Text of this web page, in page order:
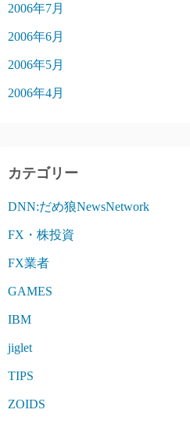
2006年7月
2006年6月
2006年5月
2006年4月
カテゴリー
DNN:だめ狼NewsNetwork
FX・株投資
FX業者
GAMES
IBM
jiglet
TIPS
ZOIDS